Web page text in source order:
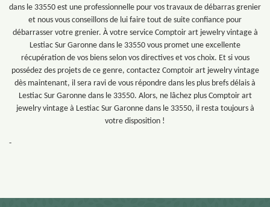
dans le 33550 est une professionnelle pour vos travaux de débarras grenier
et nous vous conseillons de lui faire tout de suite confiance pour
débarrasser votre grenier. À votre service Comptoir art jewelry vintage à
Lestiac Sur Garonne dans le 33550 vous promet une excellente
récupération de vos biens selon vos directives et vos choix. Et si vous
possédez des projets de ce genre, contactez Comptoir art jewelry vintage
dès maintenant, il sera ravi de vous répondre dans les plus brefs délais à
Lestiac Sur Garonne dans le 33550. Alors, ne lâchez plus Comptoir art
jewelry vintage à Lestiac Sur Garonne dans le 33550, il resta toujours à
votre disposition !
-